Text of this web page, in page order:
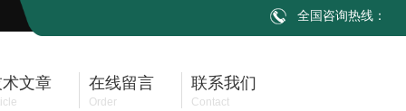
全国咨询热线：
文章 在线留言
Order
联系我们
Contact